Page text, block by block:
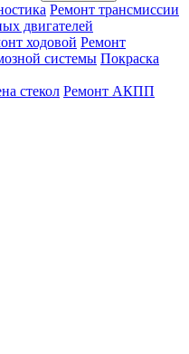
Ремонт трансмиссии
двигателей
ходовой Ремонт
системы Покраска
стекол Ремонт АКПП